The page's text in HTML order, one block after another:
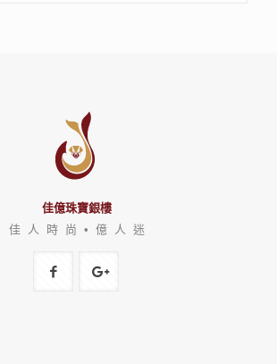
佳億珠寶銀樓
佳 人 時 尚 • 億 人 迷